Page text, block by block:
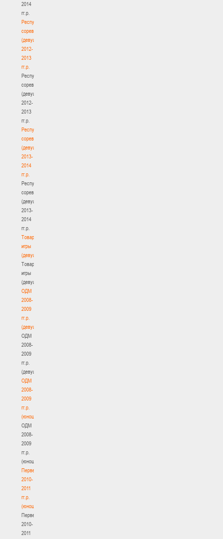
2014
гг.р.
Республиканские
соревнования
(девушки)
2012-
2013
гг.р.
Республиканские
соревнования
(девушки)
2012-
2013
гг.р.
Республиканские
соревнования
(девушки)
2013-
2014
гг.р.
Республиканские
соревнования
(девушки)
2013-
2014
гг.р.
Товарищеские
игры
(девушки)
Товарищеские
игры
(девушки)
ОДМ
2008-
2009
гг.р.
(девушки)
ОДМ
2008-
2009
гг.р.
(девушки)
ОДМ
2008-
2009
гг.р.
(юноши)
ОДМ
2008-
2009
гг.р.
(юноши)
Первенство
2010-
2011
гг.р.
(юноши)
Первенство
2010-
2011